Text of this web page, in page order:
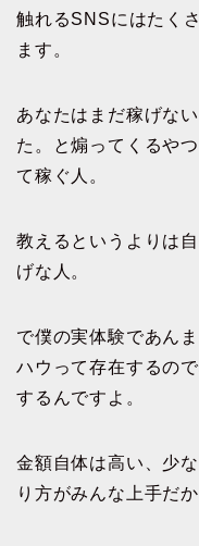
触れるSNSにはたく
ます。
あなたはまだ稼げな
た。と煽ってくるや
て稼ぐ人。
教えるというよりは
げな人。
で僕の実体験であん
ハウって存在するの
するんですよ。
金額自体は高い、少
り方がみんな上手だ